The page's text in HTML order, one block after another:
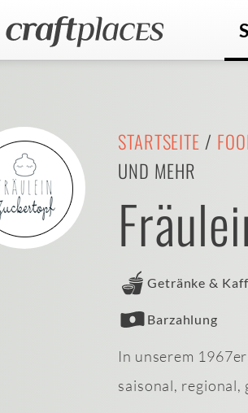
STARTSEITE /
UND MEHR
Getränke &
Barzahlung
In unserem
saisonal, regional,